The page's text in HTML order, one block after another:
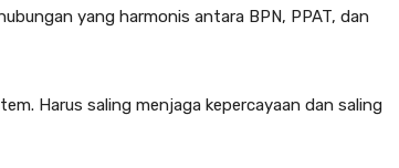
yang harmonis antara BPN, PPAT, dan
Harus saling menjaga kepercayaan dan saling